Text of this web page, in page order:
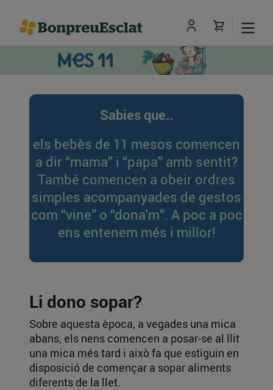
Sabies que..
els bebès de 11 mesos comencen
a dir “mama” i “papa” amb sentit?
També comencen a obeir ordres
simples acompanyades de gestos
com “vine” o “dona'm”. A poc a poc
ens entenem més i millor!
Li dono sopar?
Sobre aquesta època, a vegades una mica
abans, els nens comencen a posar-se al llit
una mica més tard i això fa que estiguin en
disposició de començar a sopar aliments
diferents de la llet.